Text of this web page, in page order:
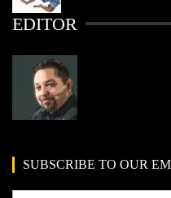
EDITOR
SUBSCRIBE TO OUR